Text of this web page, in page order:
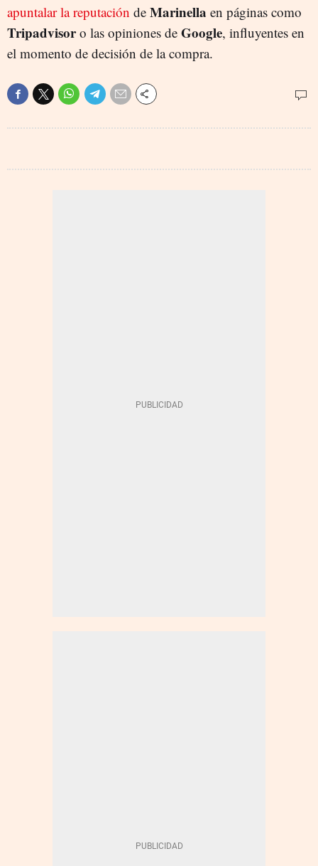
apuntalar la reputación de Marinella en páginas como
Tripadvisoro las opiniones de Google, influyentes en
el momento de decisión de la compra.